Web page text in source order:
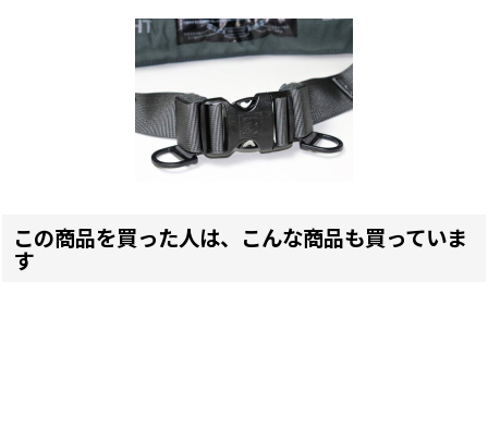
この商品を買った人は、こんな商品も買っていま
す